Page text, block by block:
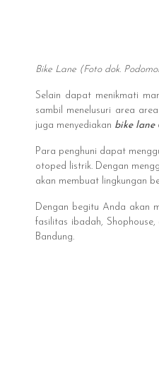
Bike Lane (Foto dok.
Selain dapat menikmati
sambil menelusuri area area
juga menyediakan bike lane
Para penghuni dapat
otoped listrik. Dengan
akan membuat lingkungan
Dengan begitu Anda akan
fasilitas ibadah,
Bandung.